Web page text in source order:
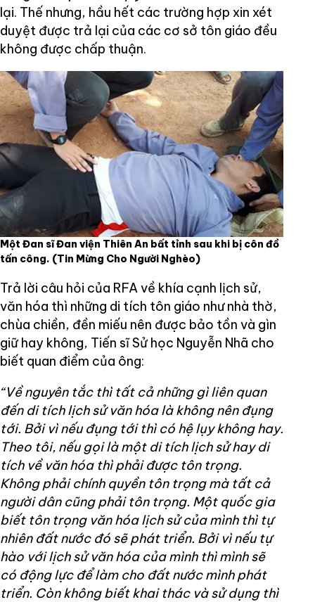
lại. Thế nhưng, hầu hết các trường hợp xin xét
duyệt được trả lại của các cơ sở tôn giáo đều
không được chấp thuận.
Một Đan sĩ Đan viện Thiên An bất tỉnh sau khi bị côn đồ
tấn công. (Tin Mừng Cho Người Nghèo)
Trả lời câu hỏi của RFA về khía cạnh lịch sử,
văn hóa thì những di tích tôn giáo như nhà thờ,
chùa chiền, đền miếu nên được bảo tồn và gìn
giữ hay không, Tiến sĩ Sử học Nguyễn Nhã cho
biết quan điểm của ông:
“Về nguyên tắc thì tất cả những gì liên quan
đến di tích lịch sử văn hóa là không nên đụng
tới. Bởi vì nếu đụng tới thì có hệ lụy không hay.
Theo tôi, nếu gọi là một di tích lịch sử hay di
tích về văn hóa thì phải được tôn trọng.
Không phải chính quyền tôn trọng mà tất cả
người dân cũng phải tôn trọng. Một quốc gia
biết tôn trọng văn hóa lịch sử của mình thì tự
nhiên đất nước đó sẽ phát triển. Bởi vì nếu tự
hào với lịch sử văn hóa của mình thì mình sẽ
có động lực để làm cho đất nước mình phát
triển. Còn không biết khai thác và sử dụng thì